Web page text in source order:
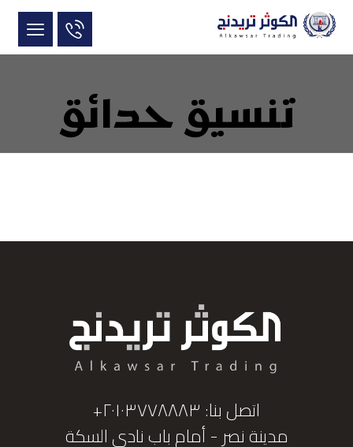
تنسيق حدائق
اتصل بنا: ٢٠١٠٣٧٧٨٨٨٣+
مدينة نصر - أمام باب نادي السكة